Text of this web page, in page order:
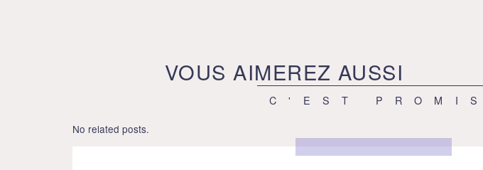
VOUS AIMEREZ AUSSI
C'EST PROMIS
No related posts.